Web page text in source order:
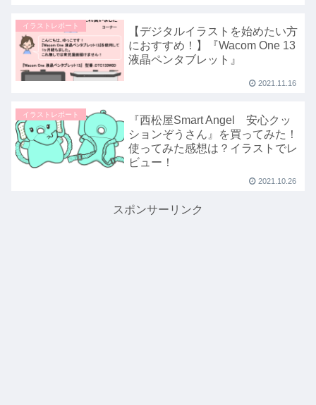
イラストレポート
【デジタルイラストを始めたい方
におすすめ！】『Wacom One 13
液晶ペンタブレット』
2021.11.16
イラストレポート
『西松屋Smart Angel 安心クッ
ションぞうさん』を買ってみた！
使ってみた感想は？イラストでレ
ビュー！
2021.10.26
スポンサーリンク